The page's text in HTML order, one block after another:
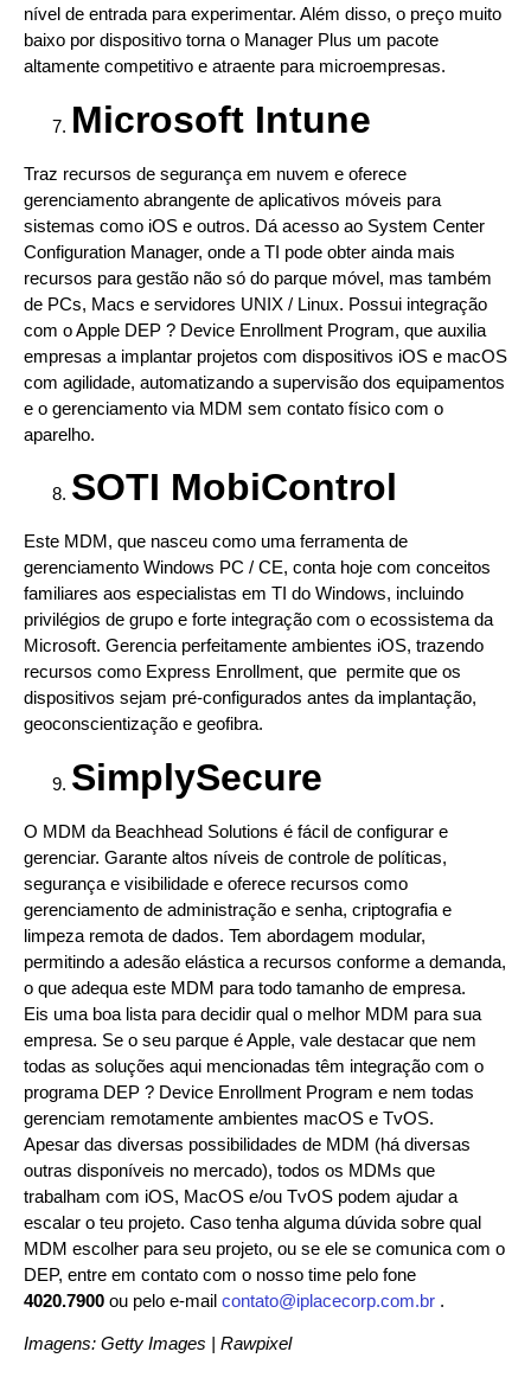
nível de entrada para experimentar. Além disso, o preço muito
baixo por dispositivo torna o Manager Plus um pacote
altamente competitivo e atraente para microempresas.
Microsoft Intune
Traz recursos de segurança em nuvem e oferece
gerenciamento abrangente de aplicativos móveis para
sistemas como iOS e outros. Dá acesso ao System Center
Configuration Manager, onde a TI pode obter ainda mais
recursos para gestão não só do parque móvel, mas também
de PCs, Macs e servidores UNIX / Linux. Possui integração
com o Apple DEP ? Device Enrollment Program, que auxilia
empresas a implantar projetos com dispositivos iOS e macOS
com agilidade, automatizando a supervisão dos equipamentos
e o gerenciamento via MDM sem contato físico com o
aparelho.
SOTI MobiControl
Este MDM, que nasceu como uma ferramenta de
gerenciamento Windows PC / CE, conta hoje com conceitos
familiares aos especialistas em TI do Windows, incluindo
privilégios de grupo e forte integração com o ecossistema da
Microsoft. Gerencia perfeitamente ambientes iOS, trazendo
recursos como Express Enrollment, que permite que os
dispositivos sejam pré-configurados antes da implantação,
geoconscientização e geofibra.
SimplySecure
O MDM da Beachhead Solutions é fácil de configurar e
gerenciar. Garante altos níveis de controle de políticas,
segurança e visibilidade e oferece recursos como
gerenciamento de administração e senha, criptografia e
limpeza remota de dados. Tem abordagem modular,
permitindo a adesão elástica a recursos conforme a demanda,
o que adequa este MDM para todo tamanho de empresa.
Eis uma boa lista para decidir qual o melhor MDM para sua
empresa. Se o seu parque é Apple, vale destacar que nem
todas as soluções aqui mencionadas têm integração com o
programa DEP ? Device Enrollment Program e nem todas
gerenciam remotamente ambientes macOS e TvOS.
Apesar das diversas possibilidades de MDM (há diversas
outras disponíveis no mercado), todos os MDMs que
trabalham com iOS, MacOS e/ou TvOS podem ajudar a
escalar o teu projeto. Caso tenha alguma dúvida sobre qual
MDM escolher para seu projeto, ou se ele se comunica com o
DEP, entre em contato com o nosso time pelo fone
4020.7900 ou pelo e-mail contato@iplacecorp.com.br .
Imagens: Getty Images | Rawpixel